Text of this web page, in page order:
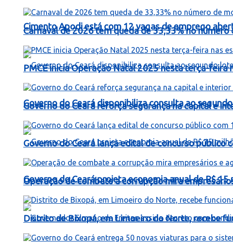
Cimento Apodi está com 12 vagas de emprego
Governo do Ceará disponibiliza consulta ao
Governo do Ceará projeta economia anual de R$
Carnaval de 2026 tem queda de 33,33% no
PMCE inicia Operação Natal 2025 nesta terça-feira
Governo do Ceará reforça segurança na capital e
Governo do Ceará lança edital de concurso
Operação de combate a corrupção mira
Distrito de Bixopá, em Limoeiro do Norte, recebe